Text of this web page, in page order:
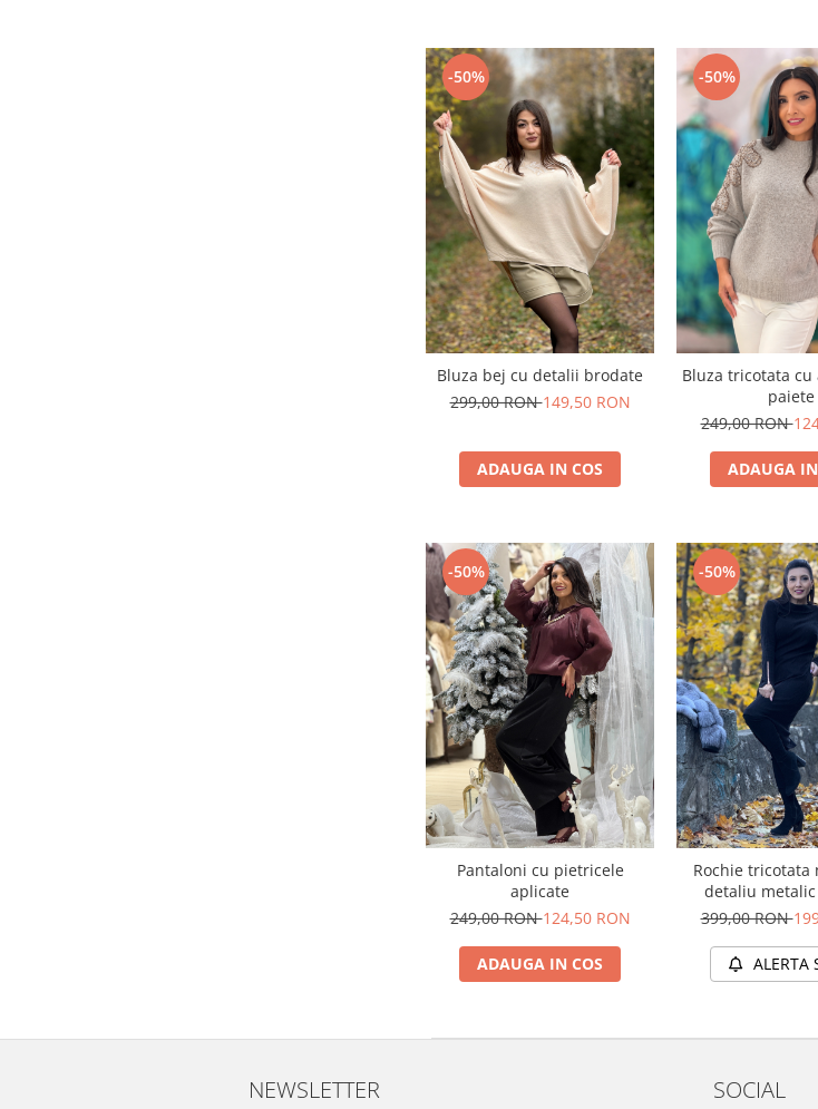
-50%
Bluza bej cu detalii brodate
299,00 RON149,50 RON
ADAUGA IN COS
-50%
Bluza tricotata
paiete
249,00 RON
ADAUGA
-50%
Pantaloni cu pietricele
aplicate
249,00 RON124,50 RON
ADAUGA IN COS
-50%
Rochie tricotata
detaliu
399,00 RON
ALERTA
NEWSLETTER SOCIAL